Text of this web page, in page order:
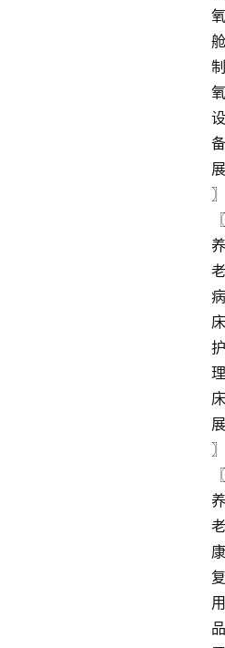
氧
舱
制
氧
设
备
展
〗
〖
养
老
病
床
护
理
床
展
〗
〖
养
老
康
复
用
品